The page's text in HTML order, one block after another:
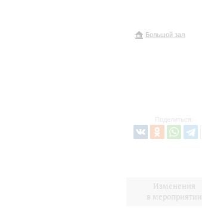
Большой зал
Поделиться:
Изменения
в мероприятии